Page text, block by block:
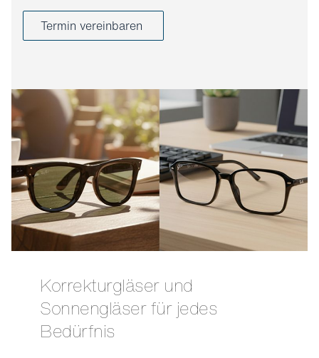
Termin vereinbaren
Korrekturgläser und
Sonnengläser für jedes
Bedürfnis